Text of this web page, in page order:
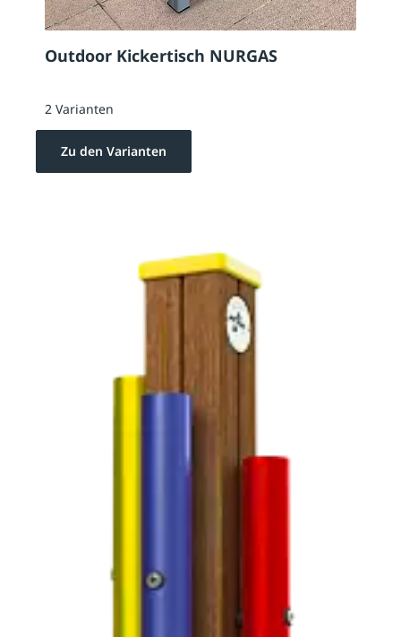
Outdoor Kickertisch NURGAS
2 Varianten
Zu den Varianten